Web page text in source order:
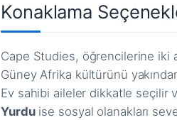
Konaklama
Cape Studies, öğrencilerine iki
Güney Afrika kültürünü
Ev sahibi aileler dikkatle seçilir
Yurduise sosyal olanakları